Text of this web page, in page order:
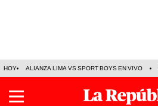
HOY ALIANZA LIMA VS SPORT BOYS EN VIVO